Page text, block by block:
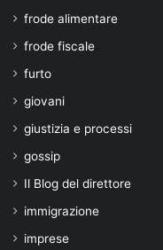
frode alimentare
frode fiscale
furto
giovani
giustizia e processi
gossip
Il Blog del direttore
immigrazione
imprese